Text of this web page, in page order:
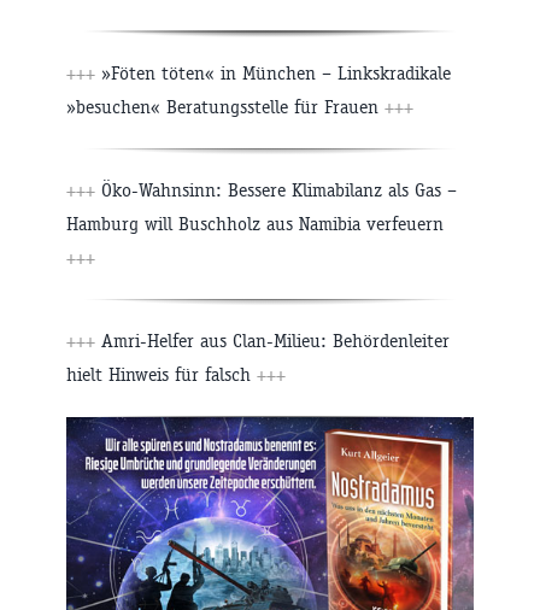
+++ »Föten töten« in München – Linkskradikale
»besuchen« Beratungsstelle für Frauen +++
+++ Öko-Wahnsinn: Bessere Klimabilanz als Gas –
Hamburg will Buschholz aus Namibia verfeuern
+++
+++ Amri-Helfer aus Clan-Milieu: Behördenleiter
hielt Hinweis für falsch +++